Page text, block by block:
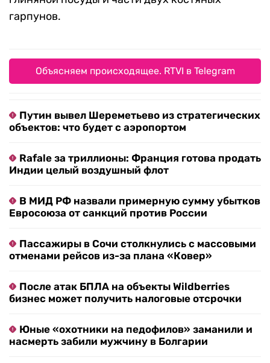
гарпунов.
Объясняем происходящее. RTVI в Telegram
Путин вывел Шереметьево из стратегических
объектов: что будет с аэропортом
Rafale за триллионы: Франция готова продать
Индии целый воздушный флот
В МИД РФ назвали примерную сумму убытков
Евросоюза от санкций против России
Пассажиры в Сочи столкнулись с массовыми
отменами рейсов из-за плана «Ковер»
После атак БПЛА на объекты Wildberries
бизнес может получить налоговые отсрочки
Юные «охотники на педофилов» заманили и
насмерть забили мужчину в Болгарии